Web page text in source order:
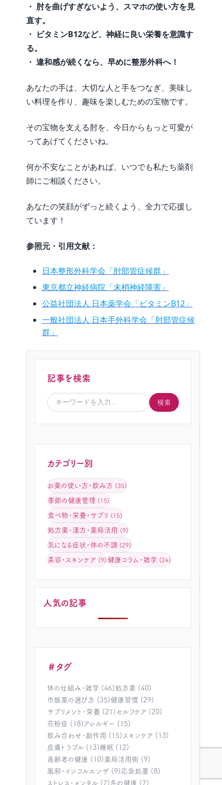
・ 肘を曲げすぎないよう、スマホの使い方を見
直す。
・ ビタミンB12など、神経に良い栄養を意識す
る。
・ 違和感が続くなら、早めに整形外科へ！
あなたの手は、大切な人と手をつなぎ、美味し
い料理を作り、趣味を楽しむための宝物です。
その宝物を支える肘を、今日からもっと可愛が
ってあげてくださいね。
何か不安なことがあれば、いつでも私たち薬剤
師にご相談ください。
あなたの笑顔がずっと続くよう、全力で応援し
ています！
参照元・引用文献：
日本整形外科学会「肘部管症候群」
東京都立神経病院「末梢神経障害」
公益社団法人 日本薬学会「ビタミンB12」
一般社団法人 日本手外科学会「肘部管症候
群」
記事を検索
検索
カテゴリー別
お薬の使い方・飲み方 (35)
季節の健康管理 (15)
食べ物・栄養・サプリ (15)
処方薬・漢方・薬局活用 (9)
気になる症状・体の不調 (29)
美容・スキンケア (9) 健康コラム・雑学 (24)
人気の記事
＃タグ
体の仕組み・雑学 (46) 処方薬 (40)
市販薬の選び方 (35) 健康習慣 (29)
サプリメント・栄養 (21) セルフケア (20)
花粉症 (18) アレルギー (15)
飲み合わせ・副作用 (15) スキンケア (13)
皮膚トラブル (13) 睡眠 (12)
高齢者の健康 (10) 薬局活用術 (9)
風邪・インフルエンザ (9) 応急処置 (8)
ストレス・メンタル (7) 冬の健康 (7)